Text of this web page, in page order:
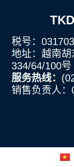
税号：
地址：越南
334/64/100号
服务热线：
销售负责人